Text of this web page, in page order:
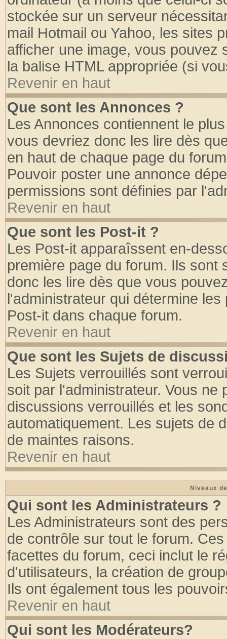
stockée sur un serveur
mail Hotmail ou Yahoo, les sites
afficher une image, vous pouvez
la balise HTML appropriée (si
Revenir en haut
Que sont les Annonces ?
Les Annonces contiennent le
vous devriez donc les lire dès
en haut de chaque page du
Pouvoir poster une annonce
permissions sont définies par
Revenir en haut
Que sont les Post-it ?
Les Post-it apparaîssent en-
première page du forum. Ils
donc les lire dès que vous
l'administrateur qui détermine
Post-it dans chaque forum.
Revenir en haut
Que sont les Sujets de
Les Sujets verrouillés sont
soit par l'administrateur. Vous
discussions verrouillés et les
automatiquement. Les sujets de
de maintes raisons.
Revenir en haut
Niveaux
Qui sont les Administrateurs ?
Les Administrateurs sont des
de contrôle sur tout le forum.
facettes du forum, ceci inclut le
d'utilisateurs, la création de
Ils ont également tous les
Revenir en haut
Qui sont les Modérateurs?